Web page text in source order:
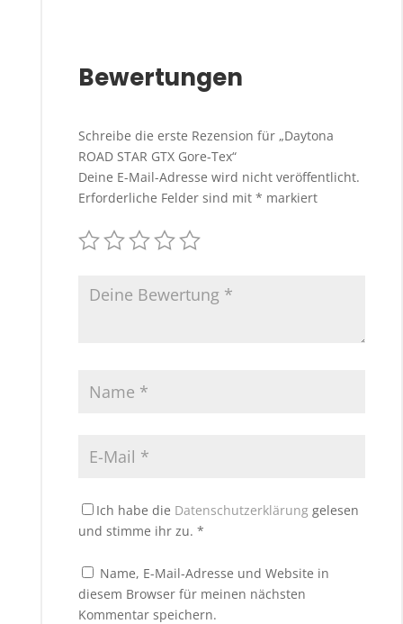
Bewertungen
Schreibe die erste Rezension für „Daytona
ROAD STAR GTX Gore-Tex“
Deine E-Mail-Adresse wird nicht veröffentlicht.
Erforderliche Felder sind mit * markiert
Ich habe die Datenschutzerklärunggelesen
und stimme ihr zu. *
Name, E-Mail-Adresse und Website in
diesem Browser für meinen nächsten
Kommentar speichern.